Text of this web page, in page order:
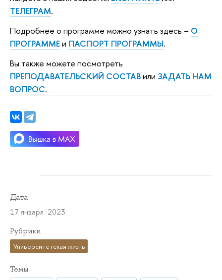
ТЕЛЕГРАМ.
Подробнее о программе можно узнать здесь – О
ПРОГРАММЕи ПАСПОРТ ПРОГРАММЫ.
Вы также можете посмотреть
ПРЕПОДАВАТЕЛЬСКИЙ СОСТАВили ЗАДАТЬ НАМ
ВОПРОС.
Дата
17 января 2023
Рубрики
Университетская жизнь
Темы